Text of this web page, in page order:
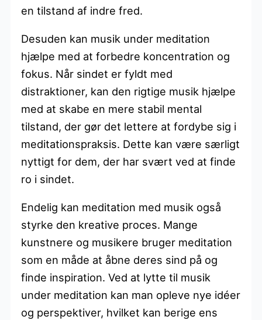
en tilstand af indre fred.
Desuden kan musik under meditation
hjælpe med at forbedre koncentration og
fokus. Når sindet er fyldt med
distraktioner, kan den rigtige musik hjælpe
med at skabe en mere stabil mental
tilstand, der gør det lettere at fordybe sig i
meditationspraksis. Dette kan være særligt
nyttigt for dem, der har svært ved at finde
ro i sindet.
Endelig kan meditation med musik også
styrke den kreative proces. Mange
kunstnere og musikere bruger meditation
som en måde at åbne deres sind på og
finde inspiration. Ved at lytte til musik
under meditation kan man opleve nye idéer
og perspektiver, hvilket kan berige ens